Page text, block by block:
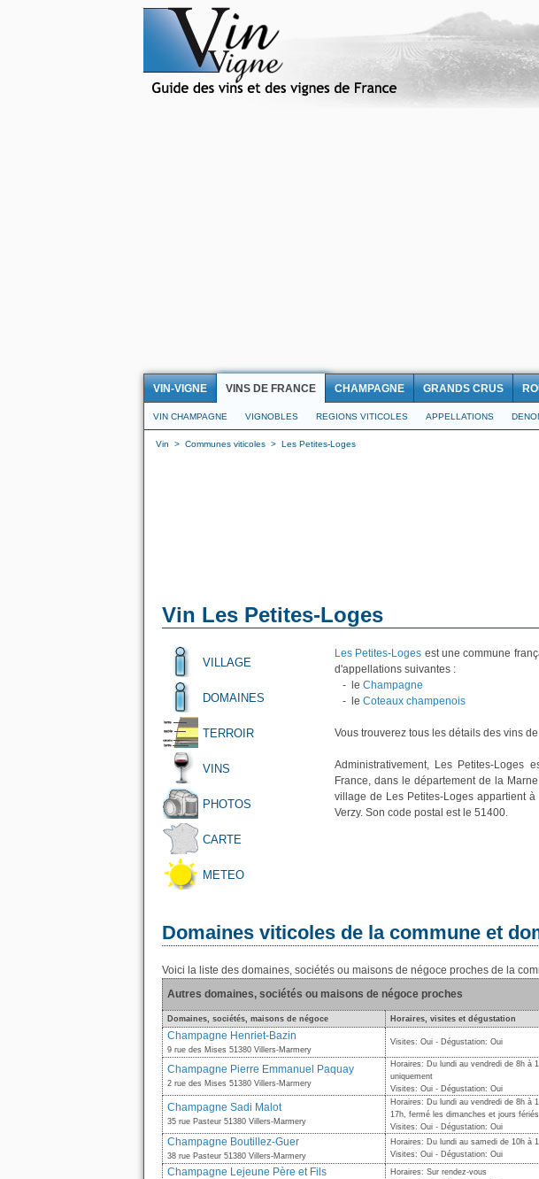
VIN-VIGNE VINS DE FRANCE CHAMPAGNE GRANDS CRUS
VIN CHAMPAGNE VIGNOBLES REGIONS VITICOLES APPELLATIONS
Vin > Communes viticoles > Les Petites-Loges
Vin Les Petites-Loges
VILLAGE
DOMAINES
TERROIR
VINS
PHOTOS
CARTE
METEO
Les Petites-Loges est une commune
d'appellations suivantes :
- le Champagne
- le Coteaux champenois
Vous trouverez tous les détails des vins
Administrativement, Les Petites-
France, dans le département de la
village de Les Petites-Loges appartient
Verzy. Son code postal est le 51400.
Domaines viticoles de la commune et
Voici la liste des domaines, sociétés ou maisons de négoce proches de la
Autres domaines, sociétés ou maisons de négoce proches
Domaines, sociétés, maisons de négoce Horaires, visites et dégustation
Champagne Henriet-Bazin
9 rue des Mises 51380 Villers-Marmery
Visites: Oui - Dégustation: Oui
Champagne Pierre Emmanuel Paquay
2 rue des Mises 51380 Villers-Marmery
Horaires: Du lundi au vendredi de 8h à
uniquement
Visites: Oui - Dégustation: Oui
Champagne Sadi Malot
35 rue Pasteur 51380 Villers-Marmery
Horaires: Du lundi au vendredi de 8h à
17h, fermé les dimanches et jours fériés
Visites: Oui - Dégustation: Oui
Champagne Boutillez-Guer
38 rue Pasteur 51380 Villers-Marmery
Horaires: Du lundi au samedi de 10h à
Visites: Oui - Dégustation: Oui
Champagne Lejeune Père et Fils
Horaires: Sur rendez-vous